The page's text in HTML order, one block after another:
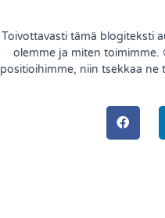
Toivottavasti tämä blogiteksti
olemme ja miten toimimme.
positioihimme, niin tsekkaa ne